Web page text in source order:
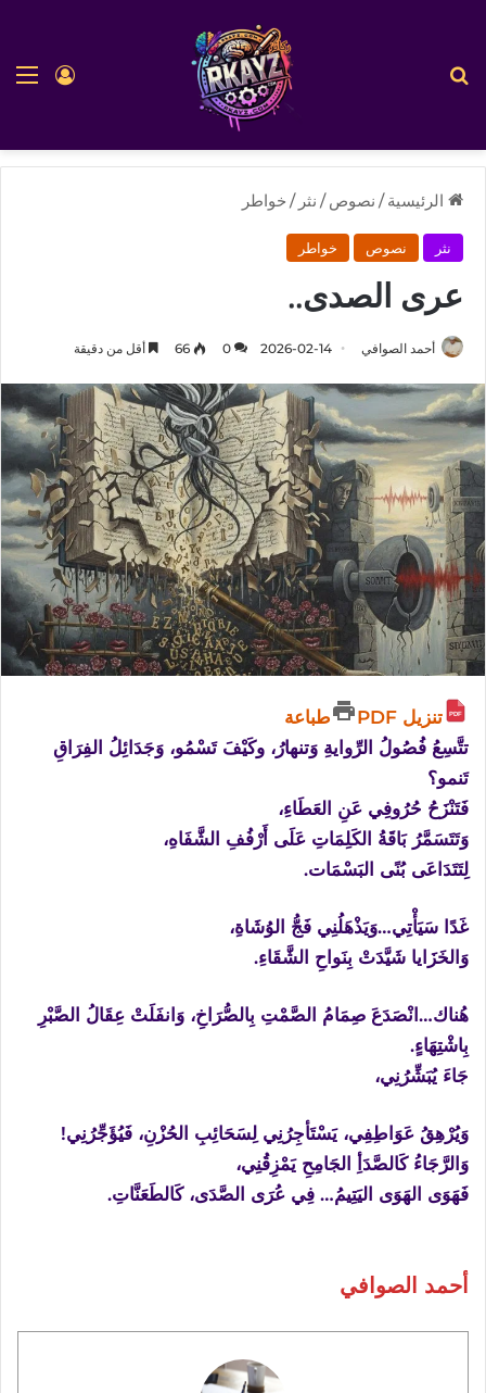
تسجيل
الرئيسية / نصوص / نثر / خواطر
نثر نصوص خواطر
عرى الصدى..
أحمد الصوافي 2026-02-14
0
66 أقل من دقيقة
تنزيل PDF
طباعة
تتَّسِعُ فُصُولُ الرِّوايةِ وَتنهارُ، وكَيْفَ تَسْمُو، وَجَدَائِلُ الفِرَاقِ
تَنمو؟
فَتَنْزَحُ حُرُوفِي عَنِ العَطَاءِ،
وَتَتَسَمَّرُ بَاقَةُ الكَلِمَاتِ عَلَى أَرْفُفِ الشَّفَاهِ،
لِتَتَدَاعَى بُنًى البَسْمَات.
غَدًا سَيَأْتِي…وَيَذْهَلُنِي فَجُّ الوُشَاةِ،
وَالخَزَايا شَيَّدَتْ بِنَواحِ الشَّقَاءِ.
هُناك…انْصَدَعَ صِمَامُ الصَّمْتِ بِالصُّرَاخِ، وَانفَلَتْ عِقَالُ الصَّبْرِ
بِاشْتِهَاءٍ.
جَاءَ يُبَشِّرُنِي،
وَيُرْهِقُ عَوَاطِفِي، يَسْتَأجِرُنِي لِسَحَائِبِ الحُزْنِ، فَيُؤَجِّرُنِي!
وَالرَّجَاءُ كَالصَّدَأِ الجَامِحِ يَمْزِقُنِي،
فَهَوَى الهَوَى اليَتِيمُ… فِي عُرَى الصَّدَى، كَالطَعَنَّاتِ.
أحمد الصوافي